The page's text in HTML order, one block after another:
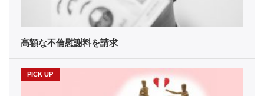
高額な不倫慰謝料を請求